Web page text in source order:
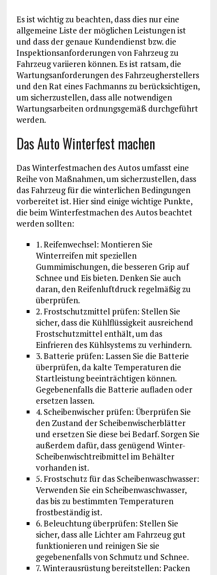
Es ist wichtig zu beachten, dass dies nur eine
allgemeine Liste der möglichen Leistungen ist
und dass der genaue Kundendienst bzw. die
Inspektionsanforderungen von Fahrzeug zu
Fahrzeug variieren können. Es ist ratsam, die
Wartungsanforderungen des Fahrzeugherstellers
und den Rat eines Fachmanns zu berücksichtigen,
um sicherzustellen, dass alle notwendigen
Wartungsarbeiten ordnungsgemäß durchgeführt
werden.
Das Auto Winterfest machen
Das Winterfestmachen des Autos umfasst eine
Reihe von Maßnahmen, um sicherzustellen, dass
das Fahrzeug für die winterlichen Bedingungen
vorbereitet ist. Hier sind einige wichtige Punkte,
die beim Winterfestmachen des Autos beachtet
werden sollten:
1. Reifenwechsel: Montieren Sie
Winterreifen mit speziellen
Gummimischungen, die besseren Grip auf
Schnee und Eis bieten. Denken Sie auch
daran, den Reifenluftdruck regelmäßig zu
überprüfen.
2. Frostschutzmittel prüfen: Stellen Sie
sicher, dass die Kühlflüssigkeit ausreichend
Frostschutzmittel enthält, um das
Einfrieren des Kühlsystems zu verhindern.
3. Batterie prüfen: Lassen Sie die Batterie
überprüfen, da kalte Temperaturen die
Startleistung beeinträchtigen können.
Gegebenenfalls die Batterie aufladen oder
ersetzen lassen.
4. Scheibenwischer prüfen: Überprüfen Sie
den Zustand der Scheibenwischerblätter
und ersetzen Sie diese bei Bedarf. Sorgen Sie
außerdem dafür, dass genügend Winter-
Scheibenwischtreibmittel im Behälter
vorhanden ist.
5. Frostschutz für das Scheibenwaschwasser:
Verwenden Sie ein Scheibenwaschwasser,
das bis zu bestimmten Temperaturen
frostbeständig ist.
6. Beleuchtung überprüfen: Stellen Sie
sicher, dass alle Lichter am Fahrzeug gut
funktionieren und reinigen Sie sie
gegebenenfalls von Schmutz und Schnee.
7. Winterausrüstung bereitstellen: Packen